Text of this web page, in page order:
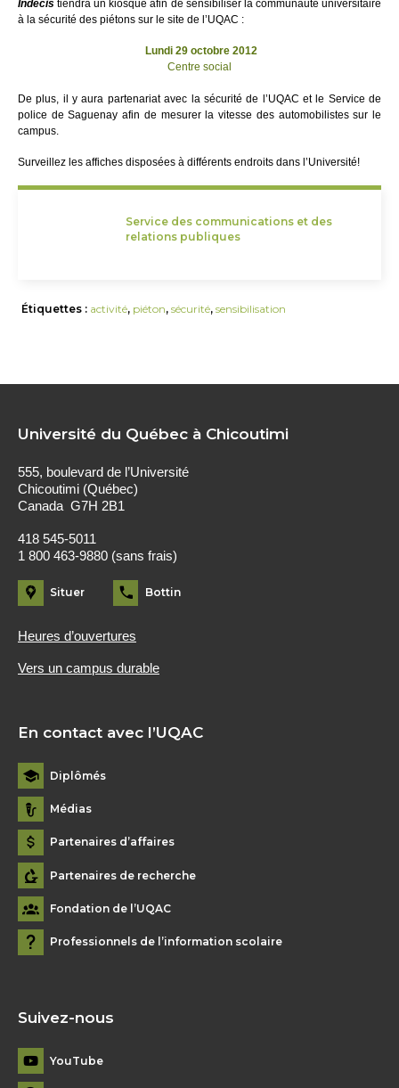
Indécis tiendra un kiosque afin de sensibiliser la communauté universitaire
à la sécurité des piétons sur le site de l’UQAC :
Lundi 29 octobre 2012
Centre social
De plus, il y aura partenariat avec la sécurité de l’UQAC et le Service de
police de Saguenay afin de mesurer la vitesse des automobilistes sur le
campus.
Surveillez les affiches disposées à différents endroits dans l’Université!
Service des communications et des
relations publiques
Étiquettes : activité, piéton,sécurité,sensibilisation
Université du Québec à Chicoutimi
555, boulevard de l’Université
Chicoutimi (Québec)
Canada G7H 2B1
418 545-5011
1 800 463-9880 (sans frais)
Situer Bottin
Heures d’ouvertures
Vers un campus durable
En contact avec l’UQAC
Diplômés
Médias
Partenaires d’affaires
Partenaires de recherche
Fondation de l’UQAC
Professionnels de l’information scolaire
Suivez-nous
YouTube